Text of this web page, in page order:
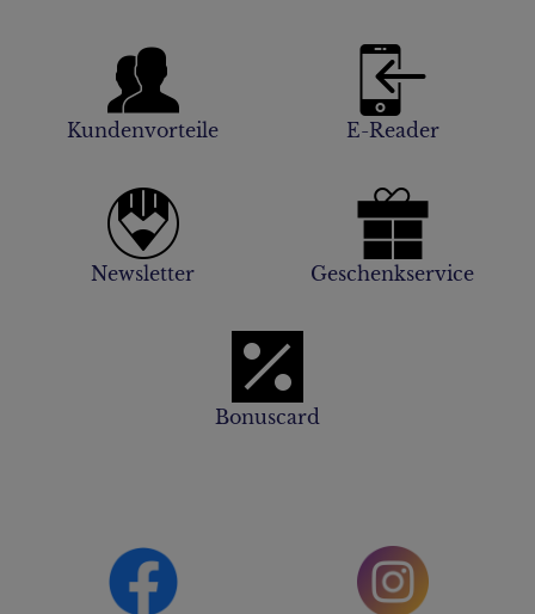
Kundenvorteile E-Reader
Newsletter Geschenkservice
Bonuscard